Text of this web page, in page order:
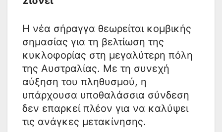
Η νέα σήραγγα θεωρείται κομβικής
σημασίας για τη βελτίωση της
κυκλοφορίας στη μεγαλύτερη πόλη
της Αυστραλίας. Με τη συνεχή
αύξηση του πληθυσμού, η
υπάρχουσα υποθαλάσσια σύνδεση
δεν επαρκεί πλέον για να καλύψει
τις ανάγκες μετακίνησης.